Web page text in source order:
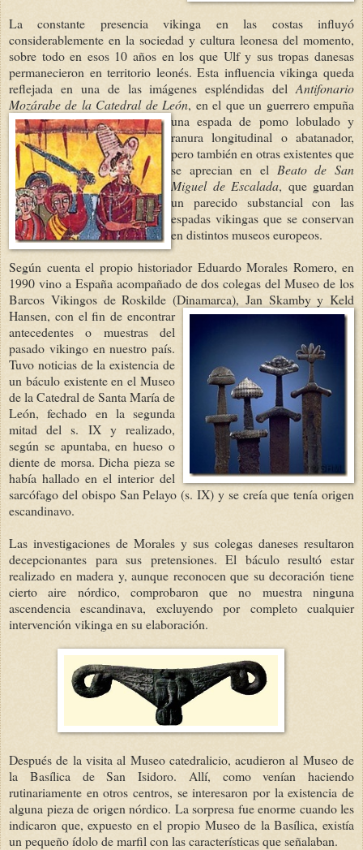
La constante presencia vikinga en las costas influyó
considerablemente en la sociedad y cultura leonesa del momento,
sobre todo en esos 10 años en los que Ulf y sus tropas danesas
permanecieron en territorio leonés. Esta influencia vikinga queda
reflejada en una de las imágenes espléndidas del Antifonario
Mozárabe de la Catedral de León, en el que un guerreroempuña
una espada de pomo lobulado y
ranura longitudinal o abatanador,
pero también en otras existentes que
se aprecian en el Beato de San
Miguel de Escalada, que guardan
un parecido substancial con las
espadas vikingas que se conservan
en distintos museos europeos.
Según cuenta el propio historiador Eduardo Morales Romero, en
1990 vino a España acompañado de dos colegas del Museo de los
Barcos Vikingos de Roskilde (Dinamarca), Jan Skamby y Keld
Hansen, con el fin de encontrar
antecedentes o muestras del
pasado vikingo en nuestro país.
Tuvo noticias de la existencia de
un báculo existenteen el Museo
de la Catedral de Santa María de
León, fechado en la segunda
mitad del s. IX y realizado,
según se apuntaba, en hueso o
diente de morsa. Dicha pieza se
había hallado en el interior del
sarcófago del obispo San Pelayo (s. IX) y se creía que tenía origen
escandinavo.
Las investigaciones de Morales y sus colegas daneses resultaron
decepcionantes para sus pretensiones. El báculo resultó estar
realizado en madera y, aunque reconocen que su decoración tiene
cierto aire nórdico, comprobaron que no muestra ninguna
ascendencia escandinava, excluyendo por completo cualquier
intervención vikinga en su elaboración.
Después de la visita al Museo catedralicio, acudieron al Museo de
la Basílica de San Isidoro. Allí, como venían haciendo
rutinariamente en otros centros, se interesaron por la existencia de
alguna pieza de origen nórdico. La sorpresa fue enorme cuando les
indicaron que, expuesto en el propio Museo de la Basílica, existía
un pequeño ídolo de marfil con las características que señalaban.